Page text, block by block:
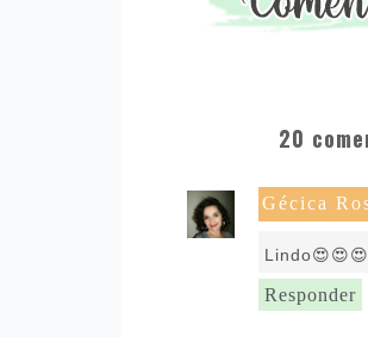
20
Gécica
Responder